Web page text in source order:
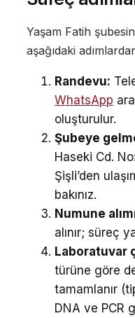
Yaşam Fatih
aşağıdaki
Randevu:
WhatsApp
oluşturulur.
Şubeye
Haseki Cd.
Şişli’den
bakınız.
Numune
alınır; süreç
Laboratuvar
türüne göre
tamamlanır
DNA ve PCR